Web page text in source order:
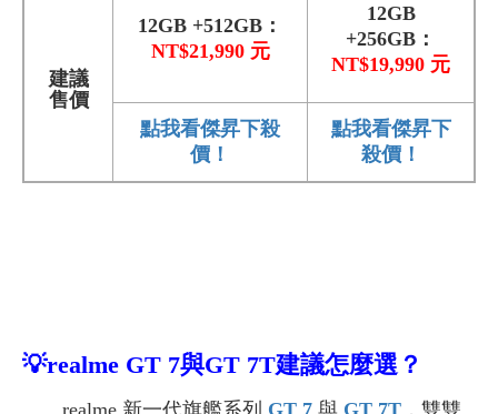
建議
售價
12GB +512GB：
NT$21,990 元
12GB
+256GB：
NT$19,990 元
點我看傑昇下殺
價！
點我看傑昇下
殺價！
💡realme GT 7與GT 7T建議怎麼選？
realme 新一代旗艦系列 GT 7 與 GT 7T ，雙雙